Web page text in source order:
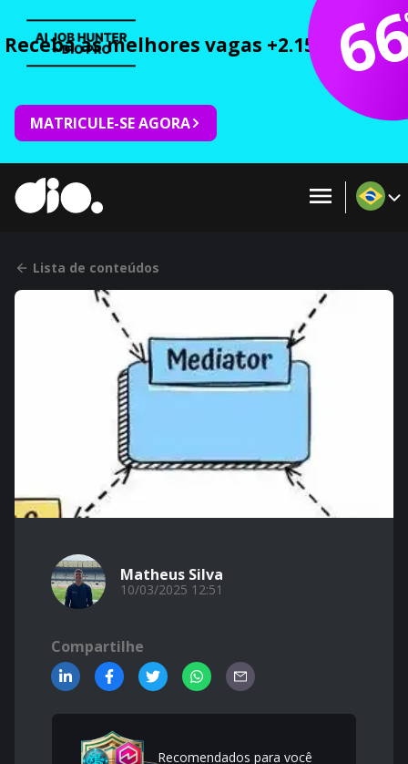
Receba as melhores vagas +2.150 cursos
MATRICULE-SE AGORA
Lista de conteúdos
Matheus Silva
10/03/2025 12:51
Compartilhe
Recomendados para você